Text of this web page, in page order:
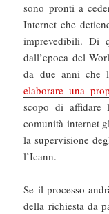
sono pronti a
Internet che
imprevedibili. Di
dall’epoca del
da due anni che
elaborare una
scopo di affidare
comunità internet
la supervisione
l’Icann.
Se il processo
della richiesta da